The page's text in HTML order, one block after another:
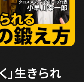
」生きられ